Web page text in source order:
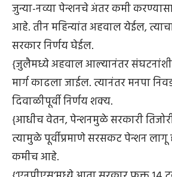
जुन्या-नव्या पेन्शनचे अंतर कमी
आहे. तीन महिन्यांत अहवाल येईल,
सरकार निर्णय घेईल.
{जुलैमध्ये अहवाल आल्यानंतर
मार्ग काढला जाईल. त्यानंतर मनपा
दिवाळीपूर्वी निर्णय शक्य.
{आधीच वेतन, पेन्शनमुळे सरकारी
त्यामुळे पूर्वीप्रमाणे सरसकट पेन्शन
कमीच आहे.